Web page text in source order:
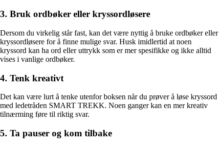
3. Bruk ordbøker eller kryssordløsere
Dersom du virkelig står fast, kan det være nyttig å bruke ordbøker eller
kryssordløsere for å finne mulige svar. Husk imidlertid at noen
kryssord kan ha ord eller uttrykk som er mer spesifikke og ikke alltid
vises i vanlige ordbøker.
4. Tenk kreativt
Det kan være lurt å tenke utenfor boksen når du prøver å løse kryssord
med ledetråden SMART TREKK. Noen ganger kan en mer kreativ
tilnærming føre til riktig svar.
5. Ta pauser og kom tilbake